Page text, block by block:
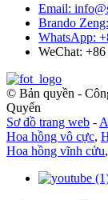
Email:
Brando
WhatsApp:
WeChat:
© Bản quyền -
Quyến
Sơ đồ trang web -
Hoa hồng vô cực,
Hoa hồng vĩnh cửu,